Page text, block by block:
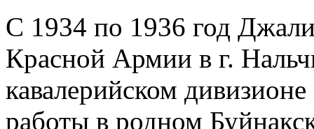
С 1934 по 1936 год
Красной Армии в г.
кавалерийском
работы в родном